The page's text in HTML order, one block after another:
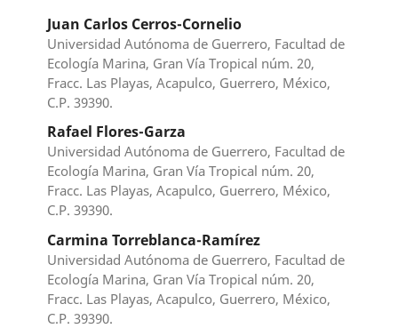
Juan Carlos Cerros-Cornelio
Universidad Autónoma de Guerrero, Facultad de
Ecología Marina, Gran Vía Tropical núm. 20,
Fracc. Las Playas, Acapulco, Guerrero, México,
C.P. 39390.
Rafael Flores-Garza
Universidad Autónoma de Guerrero, Facultad de
Ecología Marina, Gran Vía Tropical núm. 20,
Fracc. Las Playas, Acapulco, Guerrero, México,
C.P. 39390.
Carmina Torreblanca-Ramírez
Universidad Autónoma de Guerrero, Facultad de
Ecología Marina, Gran Vía Tropical núm. 20,
Fracc. Las Playas, Acapulco, Guerrero, México,
C.P. 39390.